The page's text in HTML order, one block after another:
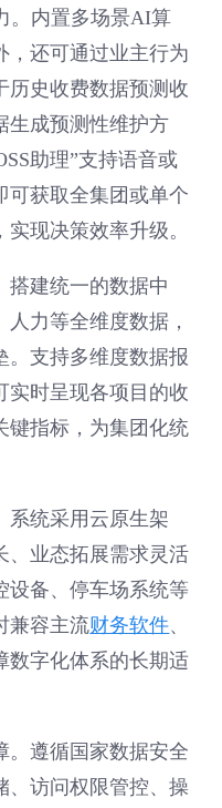
。内置多场景AI算
，还可通过业主行为
历史收费数据预测收
生成预测性维护方
助理”支持语音或
可获取全集团或单个
现决策效率升级。
搭建统一的数据中
力等全维度数据，
。支持多维度数据报
实时呈现各项目的收
键指标，为集团化统
系统采用云原生架
、业态拓展需求灵活
设备、停车场系统等
兼容主流财务软件、
数字化体系的长期适
。遵循国家数据安全
、访问权限管控、操